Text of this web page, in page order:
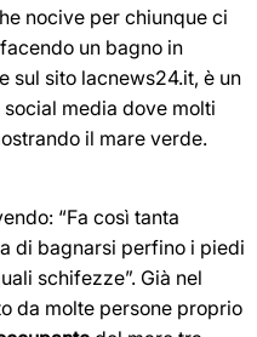
nocive per chiunque ci
un bagno in
sul sito lacnews24.it, è un
media dove molti
il mare verde.
“Fa così tanta
di bagnarsi perfino i piedi
schifezze”. Già nel
da molte persone proprio